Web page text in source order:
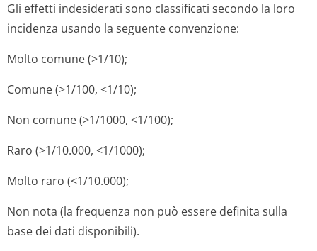
Gli effetti indesiderati sono classificati secondo la loro
incidenza usando la seguente convenzione:
Molto comune (>1/10);
Comune (>1/100, <1/10);
Non comune (>1/1000, <1/100);
Raro (>1/10.000, <1/1000);
Molto raro (<1/10.000);
Non nota (la frequenza non può essere definita sulla
base dei dati disponibili).